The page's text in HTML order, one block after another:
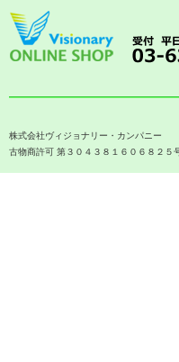
株式会社ヴィジョナリー・カンパニー
古物商許可 第３０４３８１６０６８２